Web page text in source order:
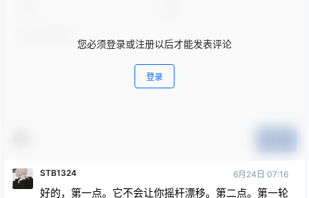
您必须登录或注册以后才能发表评论
登录
STB1324 6月24日 07:16
好的，第一点。它不会让你摇杆漂移。第二点。第一轮